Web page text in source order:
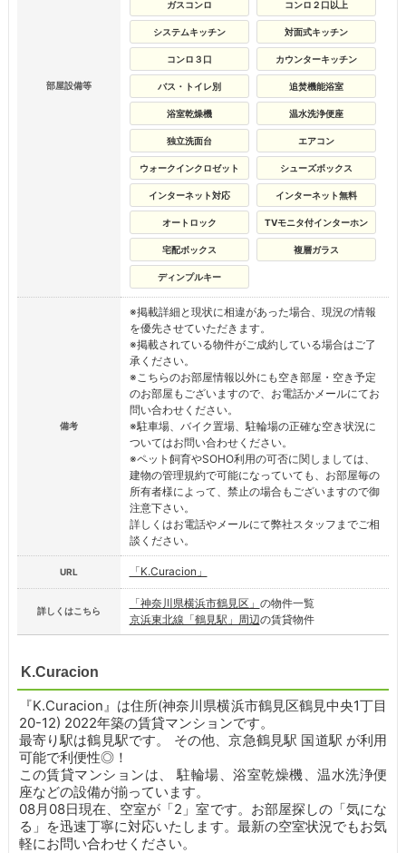
部屋設備等
ガスコンロ コンロ２口以上
システムキッチン 対面式キッチン
コンロ３口 カウンターキッチン
バス・トイレ別 追焚機能浴室
浴室乾燥機 温水洗浄便座
独立洗面台 エアコン
ウォークインクロゼット シューズボックス
インターネット対応 インターネット無料
オートロック TVモニタ付インターホン
宅配ボックス 複層ガラス
ディンプルキー
備考
※掲載詳細と現状に相違があった場合、現況の情報
を優先させていただきます。
※掲載されている物件がご成約している場合はご了
承ください。
※こちらのお部屋情報以外にも空き部屋・空き予定
のお部屋もございますので、お電話かメールにてお
問い合わせください。
※駐車場、バイク置場、駐輪場の正確な空き状況に
ついてはお問い合わせください。
※ペット飼育やSOHO利用の可否に関しましては、
建物の管理規約で可能になっていても、お部屋毎の
所有者様によって、禁止の場合もございますので御
注意下さい。
詳しくはお電話やメールにて弊社スタッフまでご相
談ください。
URL 「K.Curacion」
詳しくはこちら
「神奈川県横浜市鶴見区」 の物件一覧
京浜東北線「鶴見駅」周辺の賃貸物件
K.Curacion
『K.Curacion』は住所(神奈川県横浜市鶴見区鶴見中央1丁目
20-12) 2022年築の賃貸マンションです。
最寄り駅は鶴見駅です。 その他、京急鶴見駅 国道駅 が利用
可能で利便性◎！
この賃貸マンションは、 駐輪場、浴室乾燥機、温水洗浄便
座などの設備が揃っています。
08月08日現在、空室が「2」室です。お部屋探しの「気にな
る」を迅速丁寧に対応いたします。最新の空室状況でもお気
軽にお問い合わせください。